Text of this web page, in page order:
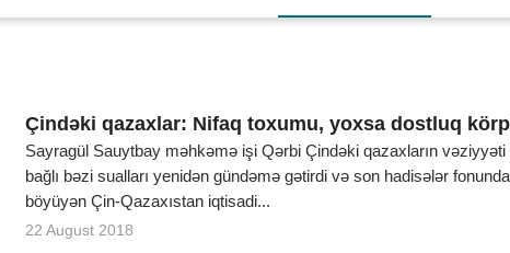
Çindəki qazaxlar: Nifaq toxumu, yoxsa dostluq
Sayragül Sauytbay məhkəmə işi Qərbi Çindəki qazaxların vəziyyəti
bağlı bəzi sualları yenidən gündəmə gətirdi və son hadisələr fonunda
böyüyən Çin-Qazaxıstan iqtisadi...
22 August 2018